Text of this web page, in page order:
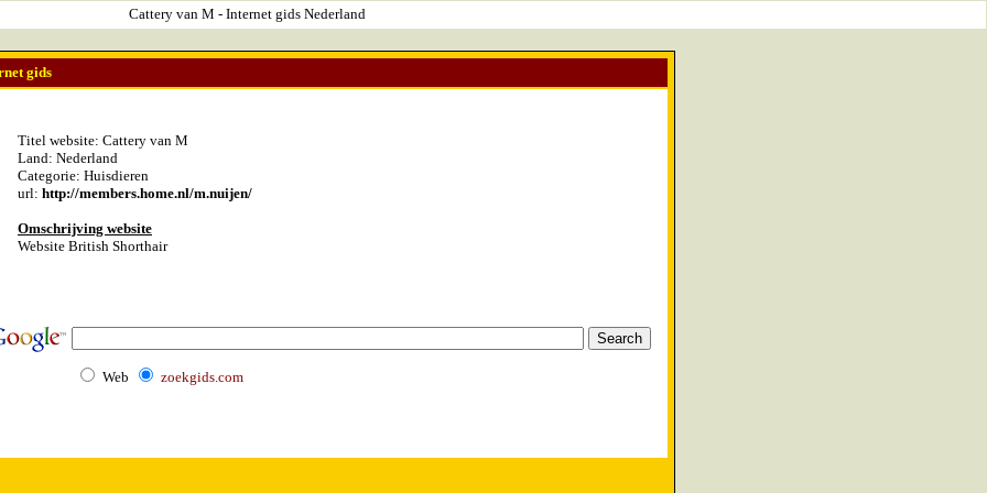
Cattery van M - Internet gids Nederland
gids
Titel website: Cattery van M
Land: Nederland
Categorie: Huisdieren
url: http://members.home.nl/m.nuijen/
Omschrijving website
Website British Shorthair
Web zoekgids.com